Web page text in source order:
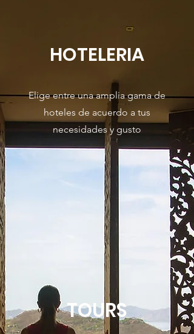
HOTELERIA
Elige entre una amplia gama de
hoteles de acuerdo a tus
necesidades y gusto
TOURS